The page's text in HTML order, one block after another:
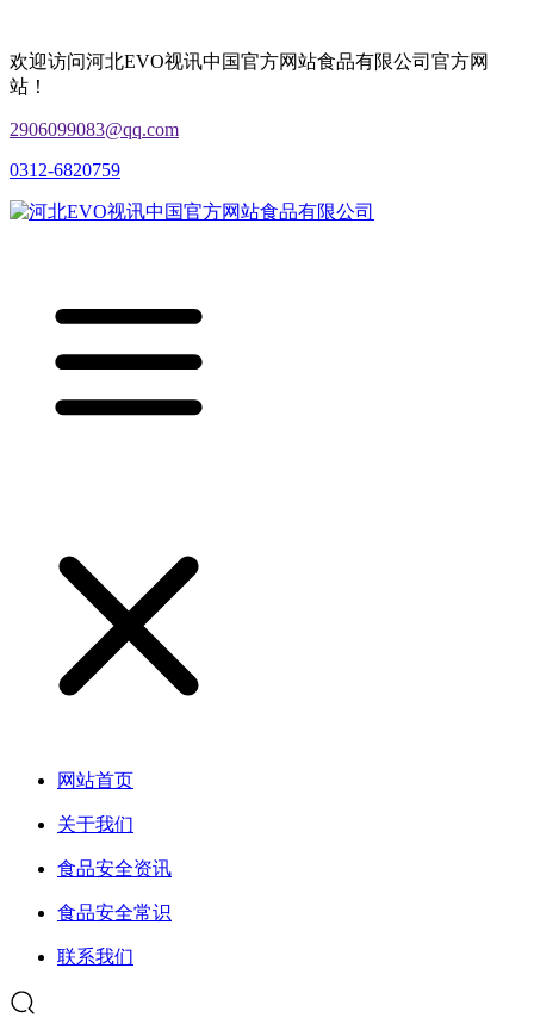
欢迎访问河北EVO视讯中国官方网站食品有限公司官方网
站！
2906099083@qq.com
0312-6820759
网站首页
关于我们
食品安全资讯
食品安全常识
联系我们